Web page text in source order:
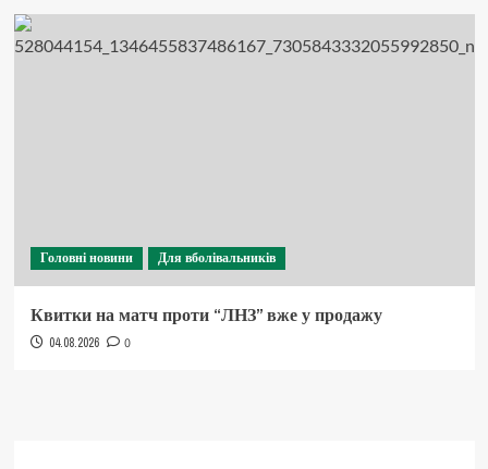
Головні новини Для вболівальників
Квитки на матч проти “ЛНЗ” вже у продажу
04.08.2026 0